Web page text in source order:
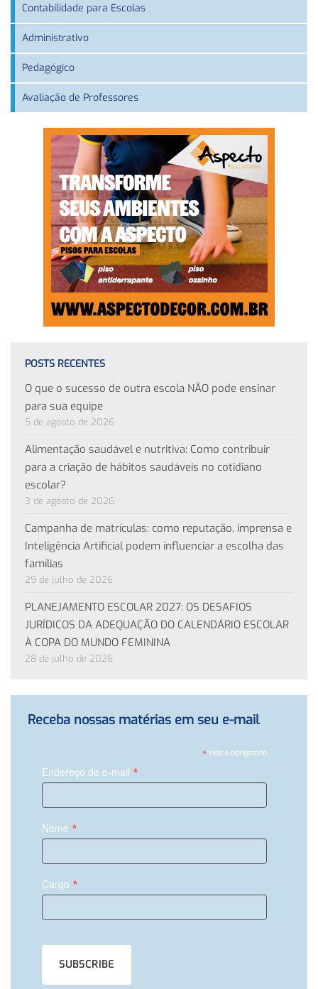
Contabilidade para Escolas
Administrativo
Pedagógico
Avaliação de Professores
POSTS RECENTES
O que o sucesso de outra escola NÃO pode ensinar
para sua equipe
5 de agosto de 2026
Alimentação saudável e nutritiva: Como contribuir
para a criação de hábitos saudáveis no cotidiano
escolar?
3 de agosto de 2026
Campanha de matrículas: como reputação, imprensa e
Inteligência Artificial podem influenciar a escolha das
famílias
29 de julho de 2026
PLANEJAMENTO ESCOLAR 2027: OS DESAFIOS
JURÍDICOS DA ADEQUAÇÃO DO CALENDÁRIO ESCOLAR
À COPA DO MUNDO FEMININA
28 de julho de 2026
Receba nossas matérias em seu e-mail
*indica obrigatório
Endereço de e-mail *
Nome *
Cargo *